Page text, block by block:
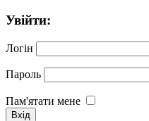
Увійти:
Логін
Пароль
Пам'ятати мене